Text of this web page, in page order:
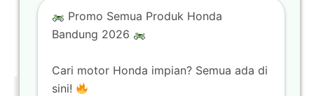
Promo Semua Produk Honda
Bandung 2026
Cari motor Honda impian? Semua ada di
sini!